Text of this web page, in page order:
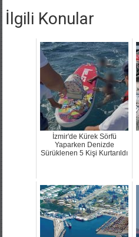
İlgili Konular
İzmir'de Kürek Sörfü
Yaparken Denizde
Sürüklenen 5 Kişi Kurtarıldı